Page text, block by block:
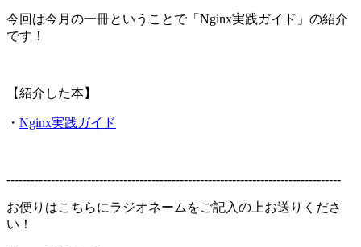
今回は今月の一冊ということで「Nginx実践ガイド」の紹介
です！
【紹介した本】
・ Nginx実践ガイド
-----------------------------------------------------------------------------------
お便りはこちらにラジオネームをご記入の上お送りくださ
い！